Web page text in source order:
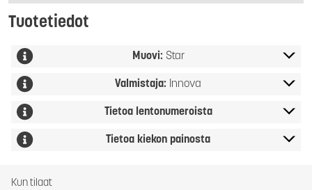
Tuotetiedot
Muovi: Star
Valmistaja: Innova
Tietoa lentonumeroista
Tietoa kiekon painosta
Kun tilaat